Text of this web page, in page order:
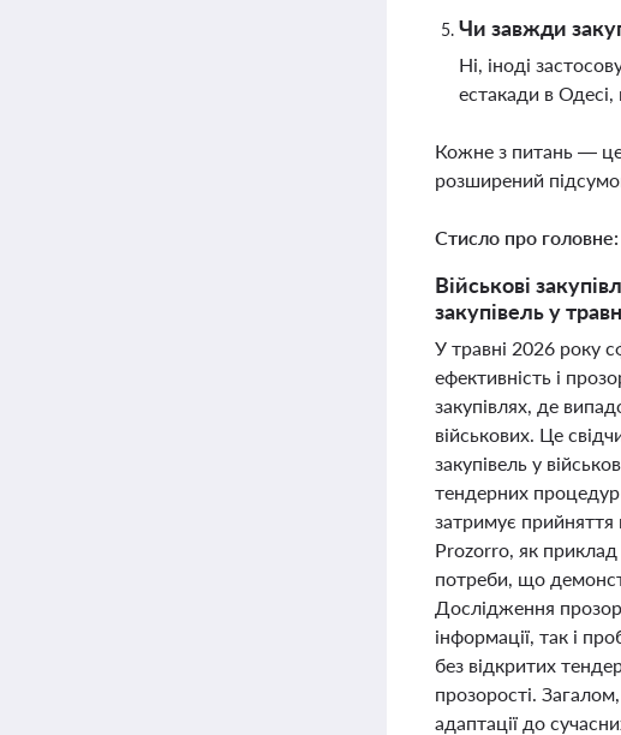
Чи завжди
Ні, іноді
естакади в
Кожне з питань — це
розширений
Стисло про головне:
Військові
закупівель у
У травні 2026 року
ефективність і
закупівлях, де
військових. Це
закупівель у
тендерних процедур
затримує прийняття
Prozorro, як
потреби, що
Дослідження
інформації, так і
без відкритих
прозорості.
адаптації до